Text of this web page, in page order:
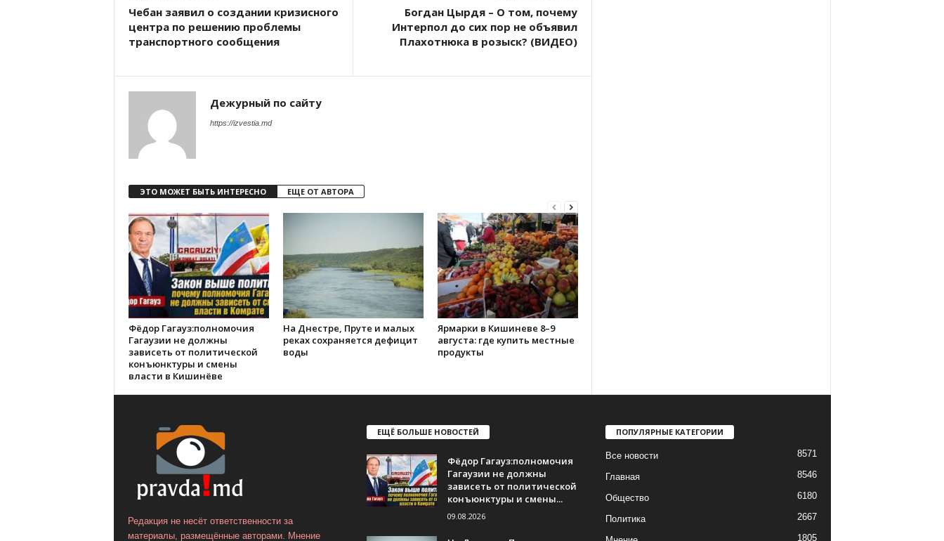
Чебан заявил о создании кризисного
центра по решению проблемы
транспортного сообщения
Богдан Цырдя – О том, почему
Интерпол до сих пор не объявил
Плахотнюка в розыск? (ВИДЕО)
Дежурный по сайту
https://izvestia.md
ЭТО МОЖЕТ БЫТЬ ИНТЕРЕСНО ЕЩЕ ОТ АВТОРА
Фёдор Гагауз:полномочия
Гагаузии не должны
зависеть от политической
конъюнктуры и смены
власти в Кишинёве
На Днестре, Пруте и малых
реках сохраняется дефицит
воды
Ярмарки в Кишиневе 8–9
августа: где купить местные
продукты
Редакция не несёт ответственности за
материалы, размещённые авторами. Мнение
ЕЩЁ БОЛЬШЕ НОВОСТЕЙ
Фёдор Гагауз:полномочия
Гагаузии не должны
зависеть от политической
конъюнктуры и смены...
09.08.2026
ПОПУЛЯРНЫЕ КАТЕГОРИИ
Все новости 8571
Главная 8546
Общество 6180
Политика 2667
1805